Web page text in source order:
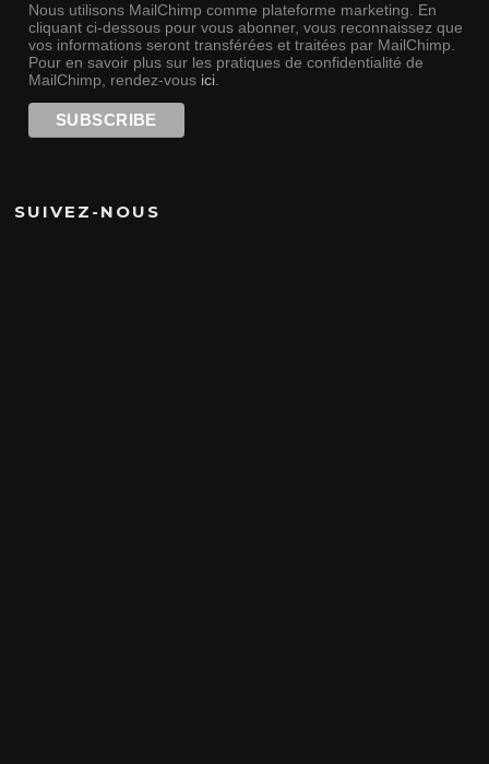
Nous utilisons MailChimp comme plateforme marketing. En
cliquant ci-dessous pour vous abonner, vous reconnaissez que
vos informations seront transférées et traitées par MailChimp.
Pour en savoir plus sur les pratiques de confidentialité de
MailChimp, rendez-vous ici.
SUIVEZ-NOUS